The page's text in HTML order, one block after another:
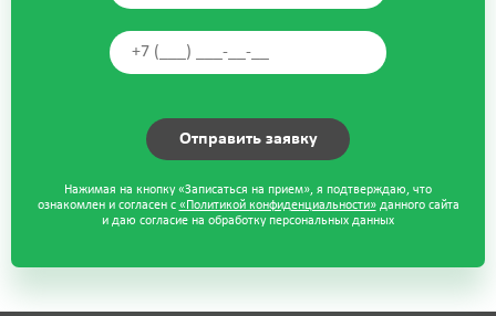
Нажимая на кнопку «Записаться на прием», я подтверждаю, что
ознакомлен и согласен с «Политикой конфиденциальности»данного сайта
и даю согласие на обработку персональных данных